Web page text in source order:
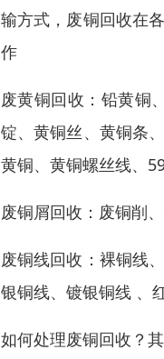
输方式，废铜回收在
作
废黄铜回收：铅黄铜
锭、黄铜丝、黄铜条
黄铜、黄铜螺丝线、
废铜屑回收：废铜削
废铜线回收：裸铜线
银铜线、镀银铜线 、
如何处理废铜回收？